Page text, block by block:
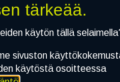
tärkeää.
käytön tällä
sivuston
käytöstä osoitteessa